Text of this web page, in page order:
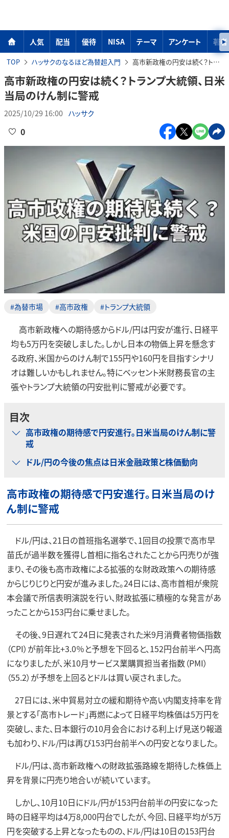
人気 配当 優待 NISA テーマ アンケート 著者
TOP ハッサクのなるほど為替超入門 高市新政権の円安は続く？トランプ大統領、日米当局のけん制に警戒
高市新政権の円安は続く？トランプ大統領、日米
当局のけん制に警戒
2025/10/29 16:00 ハッサク
0
#為替市場 #高市政権 #トランプ大統領
高市新政権への期待感からドル/円は円安が進行、日経平
均も5万円を突破しました。しかし日本の物価上昇を懸念す
る政府、米国からのけん制で155円や160円を目指すシナリ
オは難しいかもしれません。特にベッセント米財務長官の主
張やトランプ大統領の円安批判に警戒が必要です。
目次
高市政権の期待感で円安進行。日米当局のけん制に警
戒
ドル/円の今後の焦点は日米金融政策と株価動向
高市政権の期待感で円安進行。日米当局のけ
ん制に警戒
ドル/円は、21日の首班指名選挙で、1回目の投票で高市早
苗氏が過半数を獲得し首相に指名されたことから円売りが強
まり、その後も高市政権による拡張的な財政政策への期待感
からじりじりと円安が進みました。24日には、高市首相が衆院
本会議で所信表明演説を行い、財政拡張に積極的な発言があ
ったことから153円台に乗せました。
その後、9日遅れて24日に発表された米9月消費者物価指数
（CPI）が前年比+3.0％と予想を下回ると、152円台前半へ円高
になりましたが、米10月サービス業購買担当者指数（PMI）
（55.2）が予想を上回るとドルは買い戻されました。
27日には、米中貿易対立の緩和期待や高い内閣支持率を背
景とする「高市トレード」再燃によって日経平均株価は5万円を
突破し、また、日本銀行の10月会合における利上げ見送り報道
も加わり、ドル/円は再び153円台前半への円安となりました。
ドル/円は、高市新政権への財政拡張路線を期待した株価上
昇を背景に円売り地合いが続いています。
しかし、10月10日にドル/円が153円台前半の円安になった
時の日経平均は4万8,000円台でしたが、今回、日経平均が5万
円を突破する上昇となったものの、ドル/円は10日の153円台